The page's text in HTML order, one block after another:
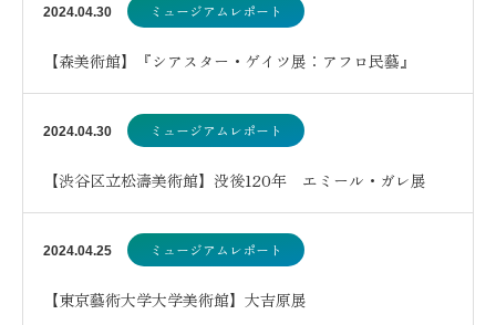
2024.04.30 ミュージアムレポート
【森美術館】『シアスター・ゲイツ展：アフロ民藝』
2024.04.30 ミュージアムレポート
【渋谷区立松濤美術館】没後120年 エミール・ガレ展
奇想のガラス作家
2024.04.25 ミュージアムレポート
【東京藝術大学大学美術館】大吉原展